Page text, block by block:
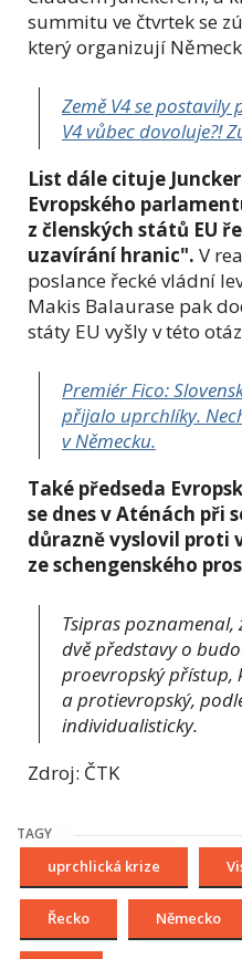
summitu ve čtvrtek se
který organizují
Země V4 se
V4 vůbec dovoluje?!
List dále cituje
Evropského
z členských států EU
uzavírání hranic". V
poslance řecké vládní
Makis Balaurase pak
státy EU vyšly v této
Premiér Fico:
přijalo uprchlíky.
v Německu.
Také předseda
se dnes v Aténách při
důrazně vyslovil proti
ze schengenského
Tsipras
dvě představy o
proevropský přístup,
a protievropský,
individualisticky.
Zdroj: ČTK
TAGY
uprchlická krize
Řecko Německo